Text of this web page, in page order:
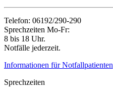
Telefon: 06192/290-290
Sprechzeiten Mo-Fr:
8 bis 18 Uhr.
Notfälle jederzeit.
Informationen für Notfallpatienten
Sprechzeiten